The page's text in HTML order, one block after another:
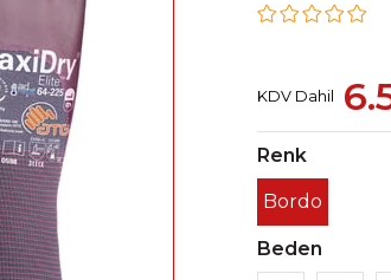
KDV Dahil
Renk
Bordo
Beden